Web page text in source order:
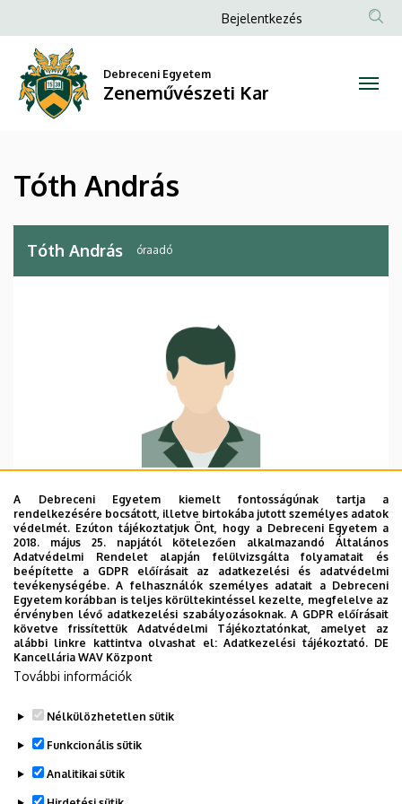
András
Zeneművészeti
Kar
a
tartalomra
Anonim
menüje
Bejelentkezés
Debreceni Egyetem
Zeneművészeti Kar
Tóth András
Tóth András óraadó
Zeneművészeti Kar
Központi telefonszám +36 52 512 900 23819
E-mail cím none@email.com
Cím
4032 Debrecen, Nagyerdei
körút 82.
Épület
A Debreceni Egyetem kiemelt fontosságúnak tartja a
rendelkezésére bocsátott, illetve birtokába jutott személyes adatok
védelmét. Ezúton tájékoztatjuk Önt, hogy a Debreceni Egyetem a
2018. május 25. napjától kötelezően alkalmazandó Általános
Adatvédelmi Rendelet alapján felülvizsgálta folyamatait és
beépítette a GDPR előírásait az adatkezelési és adatvédelmi
tevékenységébe. A felhasználók személyes adatait a Debreceni
Egyetem korábban is teljes körültekintéssel kezelte, megfelelve az
érvényben lévő adatkezelési szabályozásoknak. A GDPR előírásait
követve frissítettük Adatvédelmi Tájékoztatónkat, amelyet az
alábbi linkre kattintva olvashat el:Adatkezelési tájékoztató. DE
Kancellária WAV Központ
További információk
Nélkülözhetetlen sütik
Funkcionális sütik
Analitikai sütik